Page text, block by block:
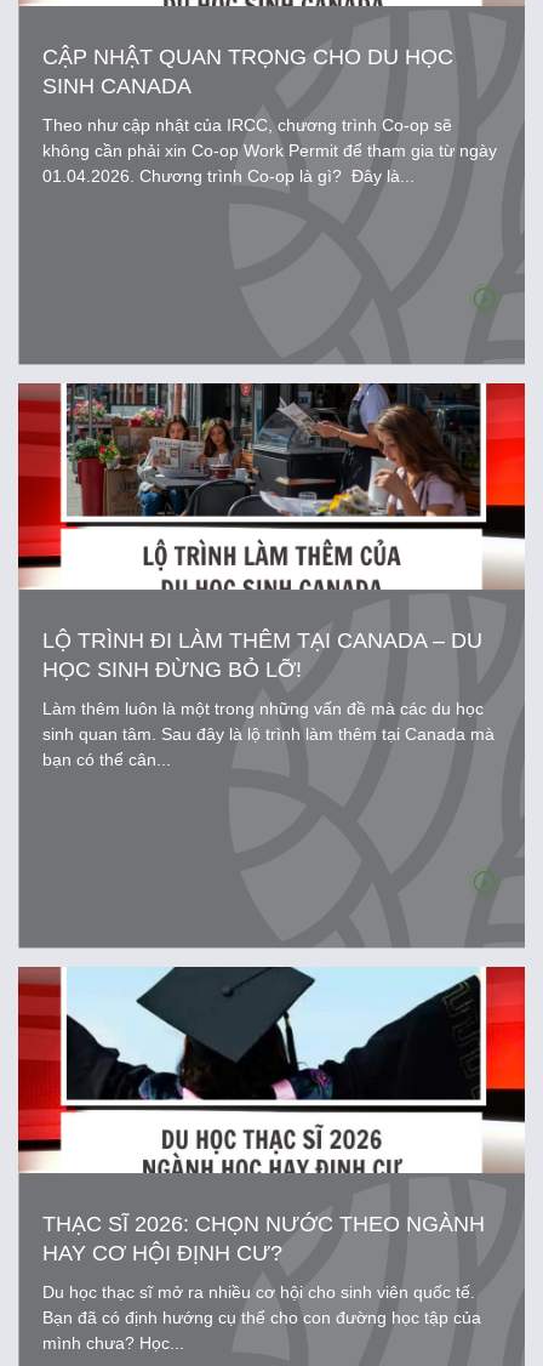
CẬP NHẬT QUAN TRỌNG CHO DU HỌC
SINH CANADA
Theo như cập nhật của IRCC, chương trình Co-op sẽ
không cần phải xin Co-op Work Permit để tham gia từ ngày
01.04.2026. Chương trình Co-op là gì? Đây là...
LỘ TRÌNH ĐI LÀM THÊM TẠI CANADA – DU
HỌC SINH ĐỪNG BỎ LỠ!
Làm thêm luôn là một trong những vấn đề mà các du học
sinh quan tâm. Sau đây là lộ trình làm thêm tại Canada mà
bạn có thể cân...
THẠC SĨ 2026: CHỌN NƯỚC THEO NGÀNH
HAY CƠ HỘI ĐỊNH CƯ?
Du học thạc sĩ mở ra nhiều cơ hội cho sinh viên quốc tế.
Bạn đã có định hướng cụ thể cho con đường học tập của
mình chưa? Học...